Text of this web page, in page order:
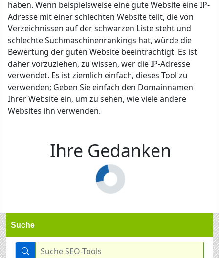
haben. Wenn beispielsweise eine gute Website eine IP-
Adresse mit einer schlechten Website teilt, die von
Verzeichnissen auf der schwarzen Liste steht und
schlechte Suchmaschinenrankings hat, würde die
Bewertung der guten Website beeinträchtigt. Es ist
daher vorzuziehen, zu wissen, wer die IP-Adresse
verwendet. Es ist ziemlich einfach, dieses Tool zu
verwenden; Geben Sie einfach den Domainnamen
Ihrer Website ein, um zu sehen, wie viele andere
Websites ihn verwenden.
Ihre Gedanken
Suche